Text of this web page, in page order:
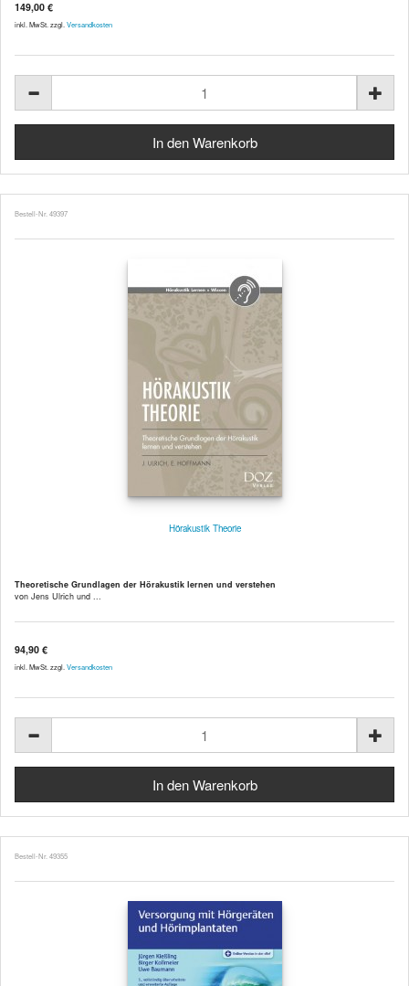
149,00 €
inkl. MwSt. zzgl. Versandkosten
Bestell-Nr. 49397
Hörakustik Theorie
Theoretische Grundlagen der Hörakustik lernen und verstehen
von Jens Ulrich und ...
94,90 €
inkl. MwSt. zzgl. Versandkosten
Bestell-Nr. 49355